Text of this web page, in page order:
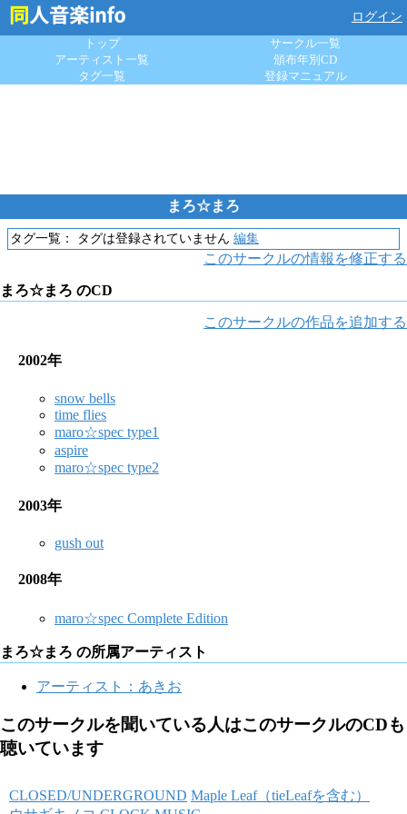
ログイン
トップ
サークル一覧
アーティスト一覧
頒布年別CD
タグ一覧
登録マニュアル
まろ☆まろ
タグ一覧： タグは登録されていません 編集
このサークルの情報を修正する
まろ☆まろ のCD
このサークルの作品を追加する
2002年
snow bells
time flies
maro☆spec type1
aspire
maro☆spec type2
2003年
gush out
2008年
maro☆spec Complete Edition
まろ☆まろ の所属アーティスト
アーティスト：あきお
このサークルを聞いている人はこのサークルのCDも
聴いています
CLOSED/UNDERGROUND Maple Leaf（tieLeafを含む）